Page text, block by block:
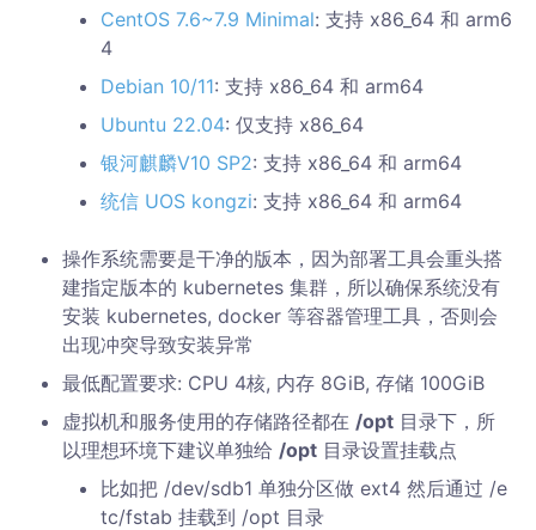
CentOS 7.6~7.9 Minimal: 支持 x86_64 和 arm6
4
Debian 10/11: 支持 x86_64 和 arm64
Ubuntu 22.04: 仅支持 x86_64
银河麒麟V10 SP2: 支持 x86_64 和 arm64
统信 UOS kongzi: 支持 x86_64 和 arm64
操作系统需要是干净的版本，因为部署工具会重头搭
建指定版本的 kubernetes 集群，所以确保系统没有
安装 kubernetes, docker 等容器管理工具，否则会
出现冲突导致安装异常
最低配置要求: CPU 4核, 内存 8GiB, 存储 100GiB
虚拟机和服务使用的存储路径都在 /opt 目录下，所
以理想环境下建议单独给 /opt 目录设置挂载点
比如把 /dev/sdb1 单独分区做 ext4 然后通过 /e
tc/fstab 挂载到 /opt 目录